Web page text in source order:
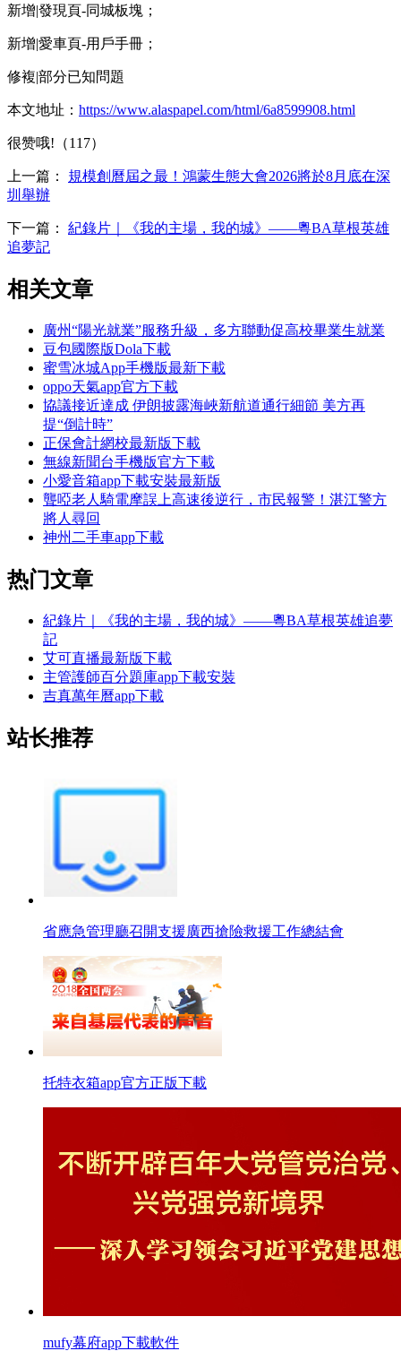
新增|發現頁-同城板塊；
新增|愛車頁-用戶手冊；
修複|部分已知問題
本文地址： https://www.alaspapel.com/html/6a8599908.html
很赞哦!（117）
上一篇： 規模創曆屆之最！鴻蒙生態大會2026將於8月底在深
圳舉辦
下一篇： 紀錄片｜《我的主場，我的城》——粵BA草根英雄
追夢記
相关文章
廣州“陽光就業”服務升級，多方聯動促高校畢業生就業
豆包國際版Dola下載
蜜雪冰城App手機版最新下載
oppo天氣app官方下載
協議接近達成 伊朗披露海峽新航道通行細節 美方再
提“倒計時”
正保會計網校最新版下載
無線新聞台手機版官方下載
小愛音箱app下載安裝最新版
聾啞老人騎電摩誤上高速後逆行，市民報警！湛江警方
將人尋回
神州二手車app下載
热门文章
紀錄片｜《我的主場，我的城》——粵BA草根英雄追夢
記
艾可直播最新版下載
主管護師百分題庫app下載安裝
吉真萬年曆app下載
站长推荐
省應急管理廳召開支援廣西搶險救援工作總結會
托特衣箱app官方正版下載
mufy幕府app下載軟件